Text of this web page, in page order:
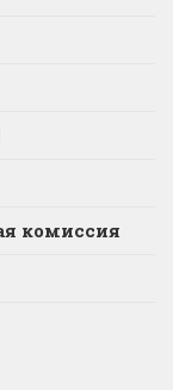
комиссия